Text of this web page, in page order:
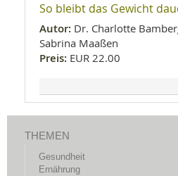
So bleibt das Gewicht
Autor: Dr. Charlotte
Sabrina Maaßen
Preis: EUR 22.00
THEMEN
Gesundheit
Ernährung